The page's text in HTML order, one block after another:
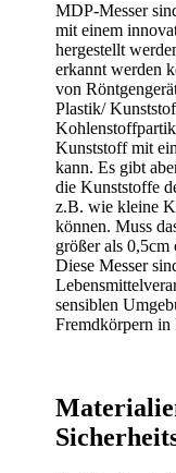
MDP-Messer
mit einem
hergestellt
erkannt werden
von
Plastik/
Kunststoff mit
kann. Es gibt
die Kunststoffe
z.B. wie kleine
können. Muss
größer als 0,5cm
Diese Messer
sensiblen
Fremdkörpern in